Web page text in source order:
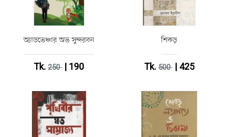
অ্যাডভেঞ্চার অভ সুন্দরবন
Tk.250| 190
শিকড়
Tk.500| 425